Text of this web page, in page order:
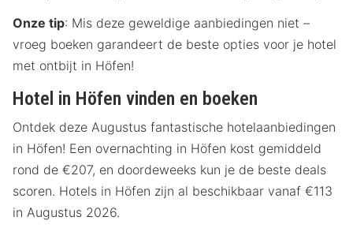
Onze tip: Mis deze geweldige aanbiedingen niet –
vroeg boeken garandeert de beste opties voor je hotel
met ontbijt in Höfen!
Hotel in Höfen vinden en boeken
Ontdek deze Augustus fantastische hotelaanbiedingen
in Höfen! Een overnachting in Höfen kost gemiddeld
rond de €207, en doordeweeks kun je de beste deals
scoren. Hotels in Höfen zijn al beschikbaar vanaf €113
in Augustus 2026.